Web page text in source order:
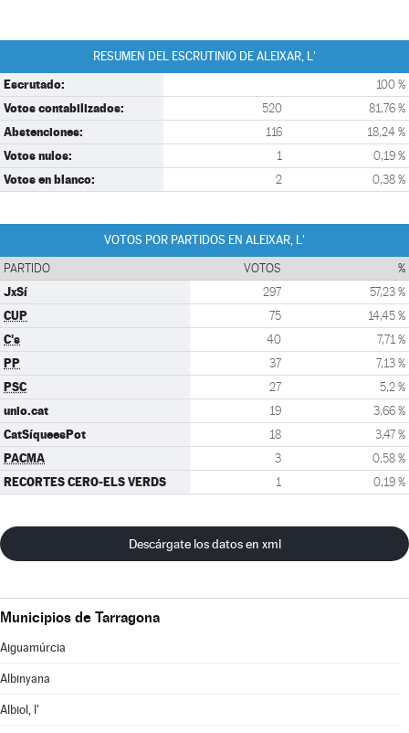
RESUMEN DEL ESCRUTINIO DE ALEIXAR, L'
Escrutado: 100 %
Votos contabilizados: 520 81,76 %
Abstenciones: 116 18,24 %
Votos nulos: 1 0,19 %
Votos en blanco: 2 0,38 %
VOTOS POR PARTIDOS EN ALEIXAR, L'
PARTIDO VOTOS %
JxSí 297 57,23 %
CUP 75 14,45 %
C's 40 7,71 %
PP 37 7,13 %
PSC 27 5,2 %
unio.cat 19 3,66 %
CatSíqueesPot 18 3,47 %
PACMA 3 0,58 %
RECORTES CERO-ELS VERDS 1 0,19 %
Descárgate los datos en xml
Municipios de Tarragona
Aiguamúrcia
Albinyana
Albiol, l'